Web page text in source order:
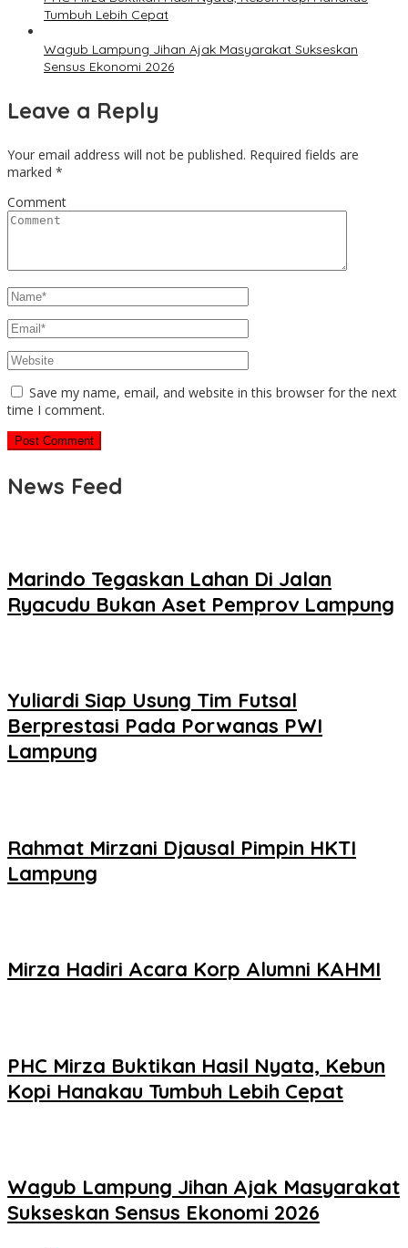
Tumbuh Lebih Cepat
Wagub Lampung Jihan Ajak Masyarakat Sukseskan
Sensus Ekonomi 2026
Leave a Reply
Your email address will not be published. Required fields are
marked *
Comment
Save my name, email, and website in this browser for the next
time I comment.
News Feed
Marindo Tegaskan Lahan Di Jalan
Ryacudu Bukan Aset Pemprov Lampung
Yuliardi Siap Usung Tim Futsal
Berprestasi Pada Porwanas PWI
Lampung
Rahmat Mirzani Djausal Pimpin HKTI
Lampung
Mirza Hadiri Acara Korp Alumni KAHMI
PHC Mirza Buktikan Hasil Nyata, Kebun
Kopi Hanakau Tumbuh Lebih Cepat
Wagub Lampung Jihan Ajak Masyarakat
Sukseskan Sensus Ekonomi 2026